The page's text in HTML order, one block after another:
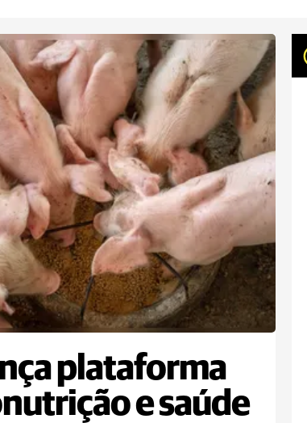
plataforma
e saúde